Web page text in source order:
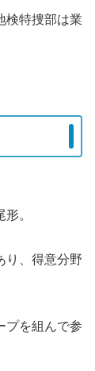
検特捜部は業
。
り、得意分野
プを組んで参